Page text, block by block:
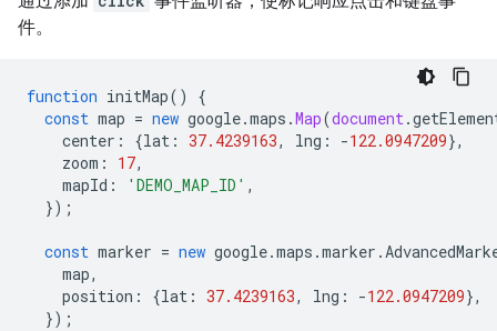
件。
function initMap()
{
const map = new google.maps .Map(document.
center : {lat : 37.4239163, lng : -122.0947209},
zoom : 17,
mapId : 'DEMO_MAP_ID' ,
});
const marker = new google.maps .marker .
map,
position : {lat : 37.4239163, lng : -122.0947209},
});